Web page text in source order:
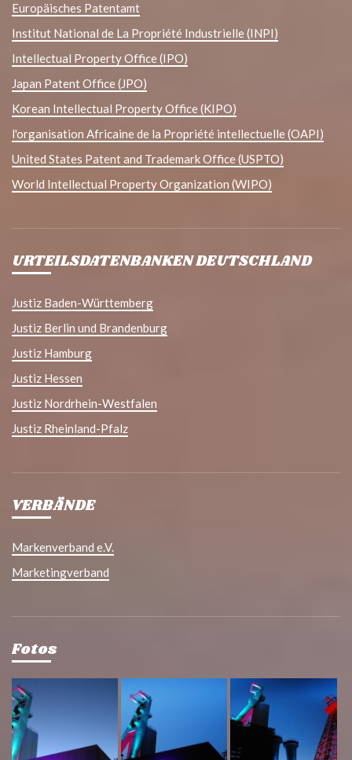
Europäisches Patentamt
Institut National de La Propriété Industrielle (INPI)
Intellectual Property Office (IPO)
Japan Patent Office (JPO)
Korean Intellectual Property Office (KIPO)
l'organisation Africaine de la Propriété intellectuelle (OAPI)
United States Patent and Trademark Office (USPTO)
World Intellectual Property Organization (WIPO)
URTEILSDATENBANKEN DEUTSCHLAND
Justiz Baden-Württemberg
Justiz Berlin und Brandenburg
Justiz Hamburg
Justiz Hessen
Justiz Nordrhein-Westfalen
Justiz Rheinland-Pfalz
VERBÄNDE
Markenverband e.V.
Marketingverband
Fotos